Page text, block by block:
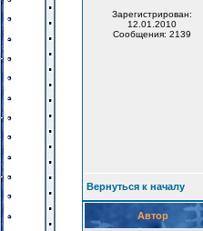
Зарегистрирован:
12.01.2010
Сообщения: 2139
Вернуться к началу
Автор